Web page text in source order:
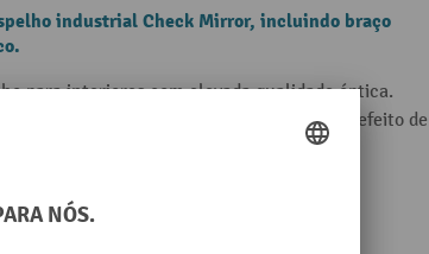
industrial Check Mirror, incluindo braço
para interiores com elevada qualidade óptica.
espelhada de curvatura uniforme com efeito de